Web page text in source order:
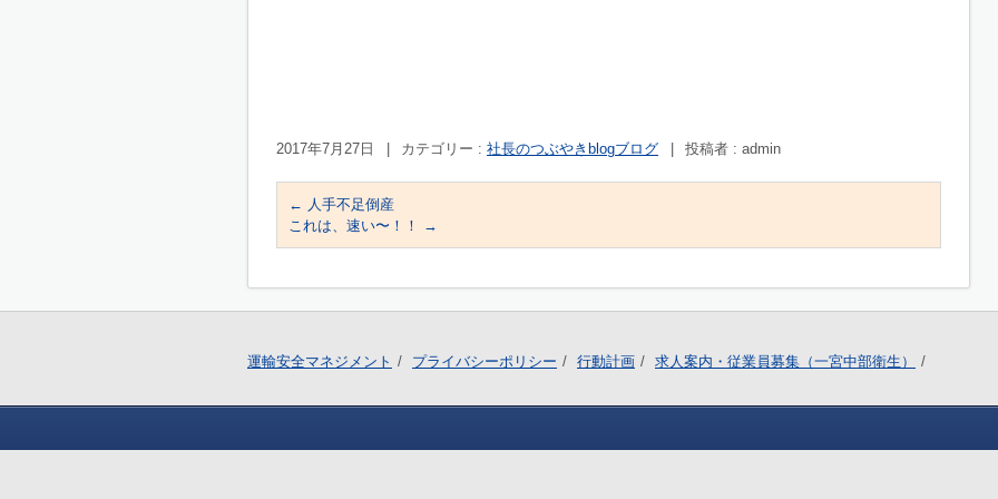
2017年7月27日 カテゴリー : 社長のつぶやきblogブログ 投稿者 : admin
← 人手不足倒産
これは、速い〜！！
→
運輸安全マネジメント プライバシーポリシー 行動計画 求人案内・従業員募集（一宮中部衛生）